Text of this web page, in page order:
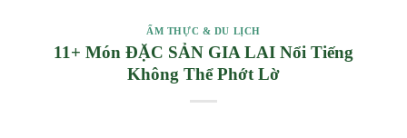
ẨM THỰC & DU LỊCH
11+ Món ĐẶC SẢN GIA LAI Nổi Tiếng
Không Thể Phớt Lờ